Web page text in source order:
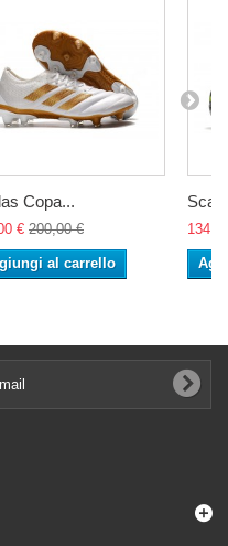
Copa...
€ 200,00 €
al carrello